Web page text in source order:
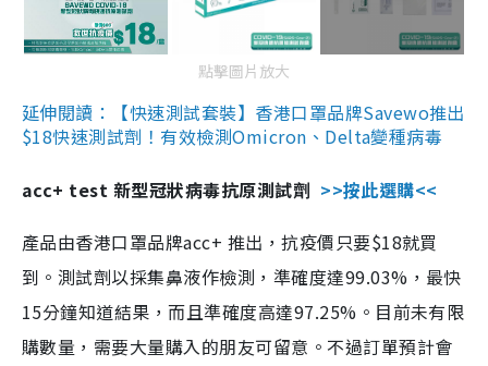
點擊圖片放大
延伸閱讀：【快速測試套裝】香港口罩品牌Savewo推出
$18快速測試劑！有效檢測Omicron、Delta變種病毒
acc+ test 新型冠狀病毒抗原測試劑 >>按此選購<<
產品由香港口罩品牌acc+ 推出，抗疫價只要$18就買
到。測試劑以採集鼻液作檢測，準確度達99.03%，最快
15分鐘知道結果，而且準確度高達97.25%。目前未有限
購數量，需要大量購入的朋友可留意。不過訂單預計會